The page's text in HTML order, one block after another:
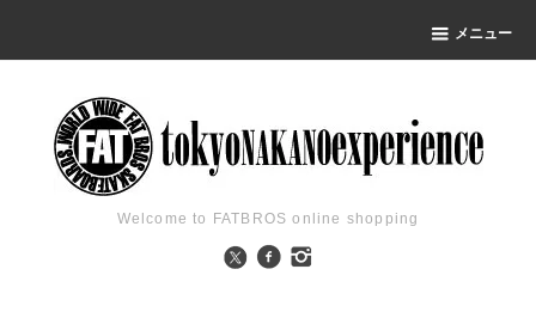
メニュー
Welcome to FATBROS online shopping